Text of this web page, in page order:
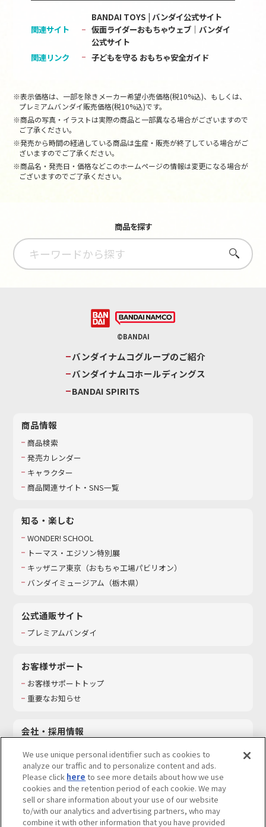
関連サイト
BANDAI TOYS | バンダイ公式サイト
仮面ライダーおもちゃウェブ│バンダイ
公式サイト
関連リンク
子どもを守る おもちゃ安全ガイド
※表示価格は、一部を除きメーカー希望小売価格(税10%込)、もしくは、
プレミアムバンダイ販売価格(税10%込)です。
※商品の写真・イラストは実際の商品と一部異なる場合がございますので
ご了承ください。
※発売から時間の経過している商品は生産・販売が終了している場合がご
ざいますのでご了承ください。
※商品名・発売日・価格などこのホームページの情報は変更になる場合が
ございますのでご了承ください。
商品を探す
さがす
©BANDAI
バンダイナムコグループのご紹介
バンダイナムコホールディングス
BANDAI SPIRITS
商品情報
商品検索
発売カレンダー
キャラクター
商品関連サイト・SNS一覧
知る・楽しむ
WONDER! SCHOOL
トーマス・エジソン特別展
キッザニア東京（おもちゃ工場パビリオン）​
バンダイミュージアム（栃木県）
公式通販サイト
プレミアムバンダイ
お客様サポート
お客様サポートトップ
重要なお知らせ
会社・採用情報
採用情報
サステナビリティ
お問い合わせ
We use unique personal identifier such as cookies to
analyze our traffic and to personalize content and ads.
Please click here to see more details about how we use
cookies and the retention period of each cookie. We may
sell or share information about your use of our website
to/with our analytics and advertising partners, who may
combine it with other information that you have provided